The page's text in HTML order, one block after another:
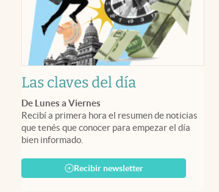
Las claves del día
De Lunes a Viernes
Recibí a primera hora el resumen de noticias
que tenés que conocer para empezar el día
bien informado.
Recibir newsletter